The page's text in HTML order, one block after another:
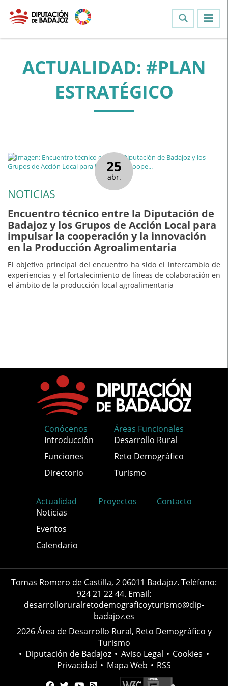
ACTUALIDAD: #PLAN
ESTRATÉGICO
25
abr.
NOTICIAS
Encuentro técnico entre la Diputación de
Badajoz y los Grupos de Acción Local para
impulsar la cooperación y la innovación
en la Producción Agroalimentaria
El objetivo principal del encuentro ha sido el intercambio de
experiencias y el fortalecimiento de líneas de colaboración en
el ámbito de la producción local agroalimentaria
Conócenos
Introducción
Funciones
Directorio
Áreas Funcionales
Desarrollo Rural
Reto Demográfico
Turismo
Actualidad
Noticias
Eventos
Calendario
Proyectos Contacto
Tomas Romero de Castilla, 2 06011 Badajoz. Teléfono:
924 21 22 44. Email:
desarrolloruralretodemograficoyturismo@dip-
badajoz.es
2026 Área de Desarrollo Rural, Reto Demográfico y
Turismo
• Diputación de Badajoz • Aviso Legal • Cookies •
Privacidad • Mapa Web • RSS